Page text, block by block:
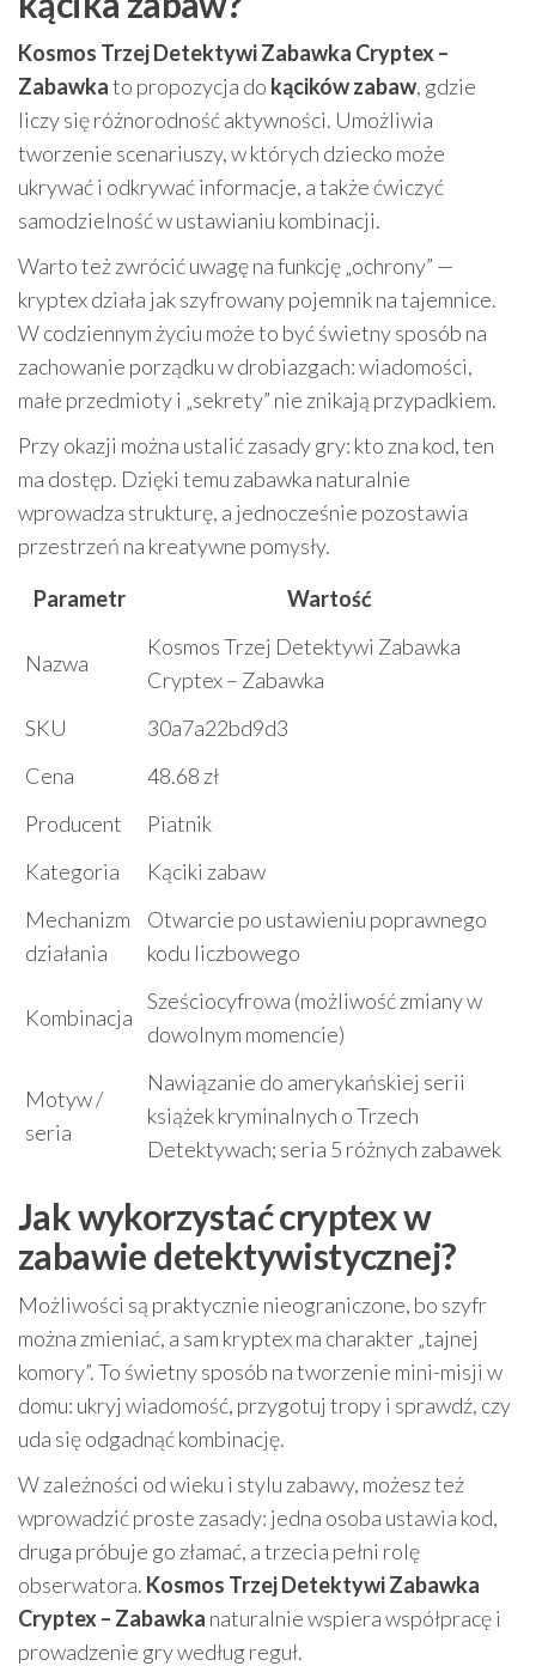
Kosmos Trzej Detektywi Zabawka Cryptex –
Zabawkato propozycja do kącików zabaw, gdzie
liczy się różnorodność aktywności. Umożliwia
tworzenie scenariuszy, w których dziecko może
ukrywać i odkrywać informacje, a także ćwiczyć
samodzielność w ustawianiu kombinacji.
Warto też zwrócić uwagę na funkcję „ochrony” —
kryptex działa jak szyfrowany pojemnik na tajemnice.
W codziennym życiu może to być świetny sposób na
zachowanie porządku w drobiazgach: wiadomości,
małe przedmioty i „sekrety” nie znikają przypadkiem.
Przy okazji można ustalić zasady gry: kto zna kod, ten
ma dostęp. Dzięki temu zabawka naturalnie
wprowadza strukturę, a jednocześnie pozostawia
przestrzeń na kreatywne pomysły.
Parametr
Wartość
Nazwa
Kosmos Trzej Detektywi Zabawka
Cryptex – Zabawka
SKU
30a7a22bd9d3
Cena
48.68 zł
Producent
Piatnik
Kategoria
Kąciki zabaw
Mechanizm
działania
Otwarcie po ustawieniu poprawnego
kodu liczbowego
Kombinacja
Sześciocyfrowa (możliwość zmiany w
dowolnym momencie)
Motyw /
seria
Nawiązanie do amerykańskiej serii
książek kryminalnych o Trzech
Detektywach; seria 5 różnych zabawek
Jak wykorzystać cryptex w
zabawie detektywistycznej?
Możliwości są praktycznie nieograniczone, bo szyfr
można zmieniać, a sam kryptex ma charakter „tajnej
komory”. To świetny sposób na tworzenie mini-misji w
domu: ukryj wiadomość, przygotuj tropy i sprawdź, czy
uda się odgadnąć kombinację.
W zależności od wieku i stylu zabawy, możesz też
wprowadzić proste zasady: jedna osoba ustawia kod,
druga próbuje go złamać, a trzecia pełni rolę
obserwatora. Kosmos Trzej Detektywi Zabawka
Cryptex – Zabawka naturalnie wspiera współpracę i
prowadzenie gry według reguł.